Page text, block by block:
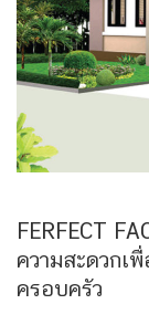
FERFECT
ความสะดวก
ครอบครัว